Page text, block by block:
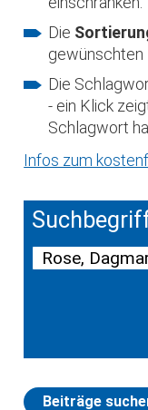
Die
gewünschten
Die
- ein Klick
Schlagwort
Infos zum
Beiträge